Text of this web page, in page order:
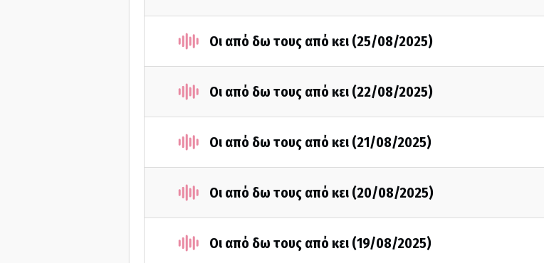
Οι από δω τους από κει (25/08/2025)
Οι από δω τους από κει (22/08/2025)
Οι από δω τους από κει (21/08/2025)
Οι από δω τους από κει (20/08/2025)
Οι από δω τους από κει (19/08/2025)